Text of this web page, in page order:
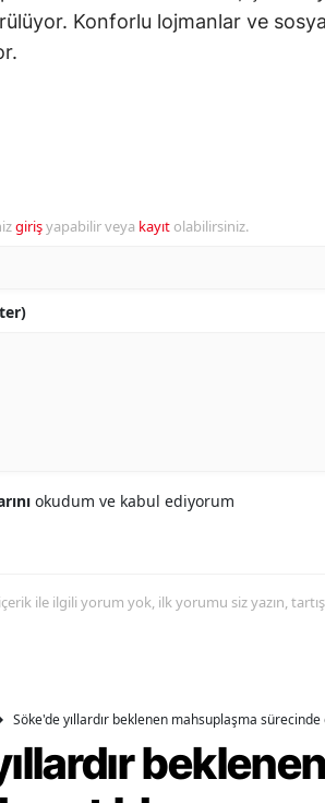
Bartın
Osmaniye
Konforlu lojmanlar ve
girişyapabilir veya kayıt olabilirsiniz.
okudum ve kabul ediyorum
ile ilgili yorum yok, ilk yorumu siz yazın,
Söke'de yıllardır beklenen mahsuplaşma sürecinde